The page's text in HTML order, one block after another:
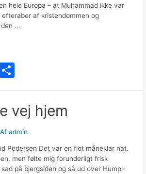
hele Europa – at Muhammad ikke var
af kristendommen og
den …
h
ar
e
vej hjem
admin
Pedersen Det var en flot måneklar nat.
men følte mig forunderligt frisk
på bjergsiden og så ud over Humpi-